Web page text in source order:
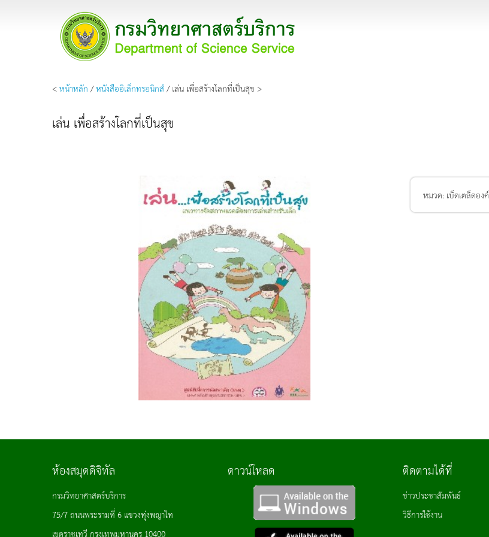
<หน้าหลัก /หนังสืออิเล็กทรอนิกส์/ เล่น เพื่อสร้างโลกที่เป็นสุข >
เล่น เพื่อสร้างโลกที่เป็นสุข
หมวด: เบ็ดเตล็ดอง
ห้องสมุดดิจิทัล
กรมวิทยาศาสตร์บริการ
75/7 ถนนพระรามที่ 6 แขวงทุ่งพญาไท
เขตราชเทวี กรุงเทพมหานคร 10400
ดาวน์โหลด ติดตามได้ที่
ข่าวประชาสัมพันธ์
วิธีการใช้งาน